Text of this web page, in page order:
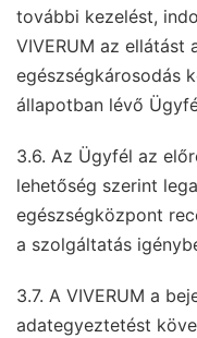
további kezelést,
VIVERUM az ellátást
egészségkárosodás
állapotban lévő
3.6. Az Ügyfél az
lehetőség szerint
egészségközpont
a szolgáltatás
3.7. A VIVERUM a
adategyeztetést